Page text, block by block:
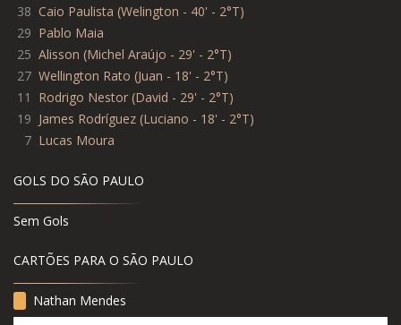
38 Caio Paulista (Welington - 40' - 2°T)
29 Pablo Maia
25 Alisson (Michel Araújo - 29' - 2°T)
27 Wellington Rato (Juan - 18' - 2°T)
11
Rodrigo Nestor (David - 29' - 2°T)
19 James Rodríguez (Luciano - 18' - 2°T)
7 Lucas Moura
GOLS DO SÃO PAULO
Sem Gols
CARTÕES PARA O SÃO PAULO
Nathan Mendes